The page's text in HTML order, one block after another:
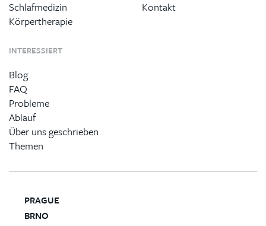
Schlafmedizin
Körpertherapie
Kontakt
INTERESSIERT
Blog
FAQ
Probleme
Ablauf
Über uns geschrieben
Themen
PRAGUE
BRNO